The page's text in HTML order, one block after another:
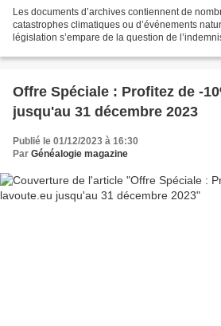
Les documents d’archives contiennent de
catastrophes climatiques ou d’événements
législation s’empare de la question de
Offre Spéciale : Profitez de -
jusqu'au 31 décembre 2023
Publié le 01/12/2023 à 16:30
Par Généalogie magazine